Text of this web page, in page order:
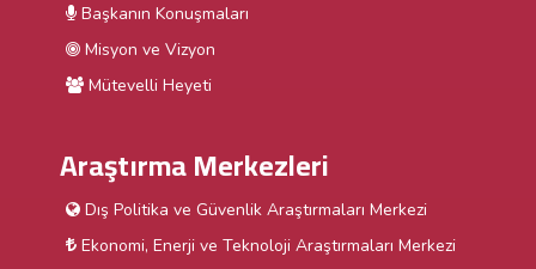
Başkanın Konuşmaları
Misyon ve Vizyon
Mütevelli Heyeti
Araştırma Merkezleri
Dış Politika ve Güvenlik Araştırmaları Merkezi
Ekonomi, Enerji ve Teknoloji Araştırmaları Merkezi